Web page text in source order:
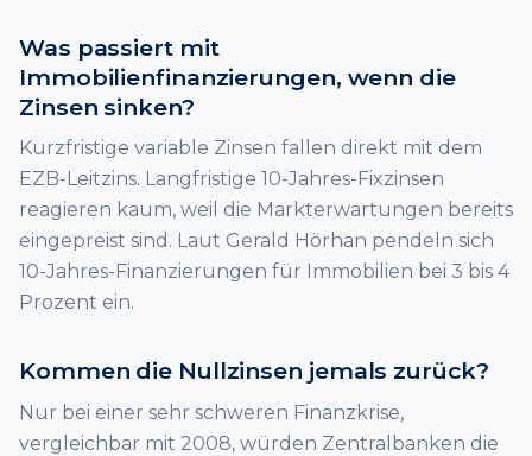
Was passiert mit
Immobilienfinanzierungen, wenn die
Zinsen sinken?
Kurzfristige variable Zinsen fallen direkt mit dem
EZB-Leitzins. Langfristige 10-Jahres-Fixzinsen
reagieren kaum, weil die Markterwartungen bereits
eingepreist sind. Laut Gerald Hörhan pendeln sich
10-Jahres-Finanzierungen für Immobilien bei 3 bis 4
Prozent ein.
Kommen die Nullzinsen jemals zurück?
Nur bei einer sehr schweren Finanzkrise,
vergleichbar mit 2008, würden Zentralbanken die